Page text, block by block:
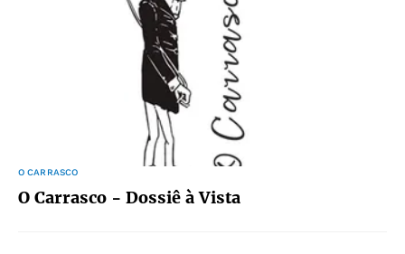
O CARRASCO
O Carrasco - Dossiê à Vista